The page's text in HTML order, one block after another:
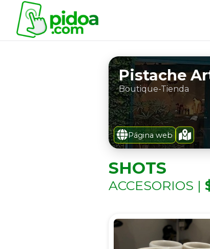
Pistache
Boutique-Tienda
Página web
SHOTS
ACCESORIOS |